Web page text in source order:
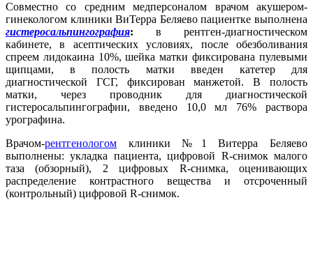
Совместно со средним медперсоналом врачом акушером-
гинекологом клиники ВиТерра Беляево пациентке выполнена
гистеросальпингография: в рентген-диагностическом
кабинете, в асептических условиях, после обезболивания
спреем лидокаина 10%, шейка матки фиксирована пулевыми
щипцами, в полость матки введен катетер для
диагностической ГСГ, фиксирован манжетой. В полость
матки, через проводник для диагностической
гистеросальпингографии, введено 10,0 мл 76% раствора
урографина.
Врачом-рентгенологом клиники №1 Витерра Беляево
выполнены: укладка пациента, цифровой R-снимок малого
таза (обзорный), 2 цифровых R-снимка, оценивающих
распределение контрастного вещества и отсроченный
(контрольный) цифровой R-снимок.